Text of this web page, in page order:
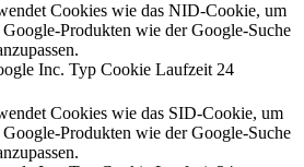
Cookies wie das NID-Cookie, um
Produkten wie der Google-Suche
Inc. Typ Cookie Laufzeit 24
Cookies wie das SID-Cookie, um
Produkten wie der Google-Suche